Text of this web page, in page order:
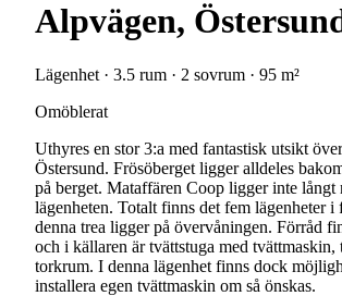
Alpvägen,
Lägenhet · 3.5 rum · 2 sovrum · 95 m²
Omöblerat
Uthyres en stor 3:a med fantastisk utsikt
Östersund. Frösöberget ligger alldeles
på berget. Mataffären Coop ligger inte långt
lägenheten. Totalt finns det fem lägenheter i
denna trea ligger på övervåningen. Förråd
och i källaren är tvättstuga med tvättmaskin,
torkrum. I denna lägenhet finns dock
installera egen tvättmaskin om så önskas.